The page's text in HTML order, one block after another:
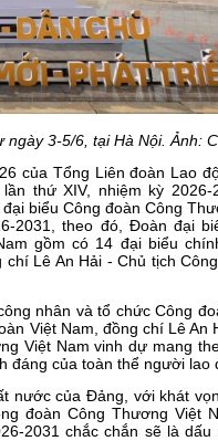
3-5/6, tại Hà Nội. Ảnh:
của Tổng Liên đoàn Lao
thứ XIV, nhiệm kỳ 2026-
biểu Công đoàn Công
2031, theo đó, Đoàn đại
gồm có 14 đại biểu
Lê An Hải - Chủ tịch
nhân và tổ chức Công
Việt Nam, đồng chí Lê An
Việt Nam vinh dự mang
của toàn thể người lao
nước của Đảng, với khát
đoàn Công Thương Việt
2031 chắc chắn sẽ là